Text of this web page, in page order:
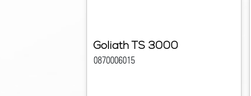
Goliath TS 3000
0870006015